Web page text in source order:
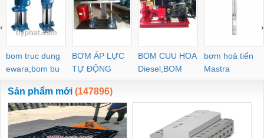
bom truc dung
ewara,bom bu
ewara
BƠM ÁP LỰC
TỰ ĐỘNG
BOM CUU HOA
Diesel,BOM
CHUA CHAY
bơm hoả tiển
Mastra
‹ ›
Sản phẩm mới (147896)